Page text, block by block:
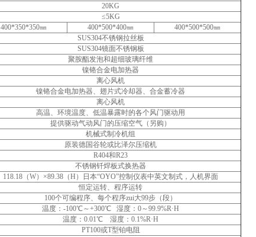
20KG
≤5KG
400*350*350㎜ 400*500*400㎜
400*500*500㎜
SUS304不锈钢拉丝板
SUS304镜面不锈钢板
聚胺酯发泡和超细玻璃纤维
镍铬合金电加热器
离心风机
镍铬合金电加热器、翅片式冷却器、合金蓄冷器
离心风机
高温、环境温度、低温暴露时的各个风门驱动用
提供驱动气动风门的压缩空气（另购）
机械式制冷机组
原装德国谷轮或比泽尔压缩机
R404和R23
不锈钢钎焊板式换热器
118.18（W）×89.38（H）日本“OYO”控制仪表中英文制式，人机界面
恒定运转、程序运转
100个可编程序、每个程序zui大99步（段）
温度：-100℃～+300℃ 湿度：0～99.9%R·H
温度：0.01℃ 湿度：0.1%R·H
PT100或T型铂电阻